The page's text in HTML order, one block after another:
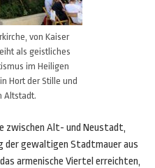
von Kaiser
als geistliches
im Heiligen
Hort der Stille und
Altstadt.
zwischen Alt- und Neustadt,
der gewaltigen Stadtmauer aus
armenische Viertel erreichten,